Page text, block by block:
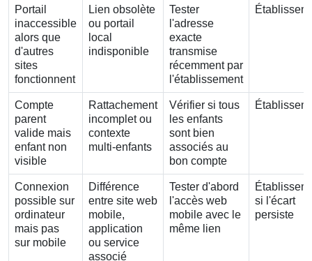
Portail
inaccessible
alors que
d'autres
sites
fonctionnent
Lien obsolète
ou portail
local
indisponible
Tester
l'adresse
exacte
transmise
récemment par
l'établissement
Compte
parent
valide mais
enfant non
visible
Rattachement
incomplet ou
contexte
multi-enfants
Vérifier si tous
les enfants
sont bien
associés au
bon compte
Connexion
possible sur
ordinateur
mais pas
sur mobile
Différence
entre site web
mobile,
application
ou service
associé
Tester d'abord
l'accès web
mobile avec le
même lien
si l'écart
persiste